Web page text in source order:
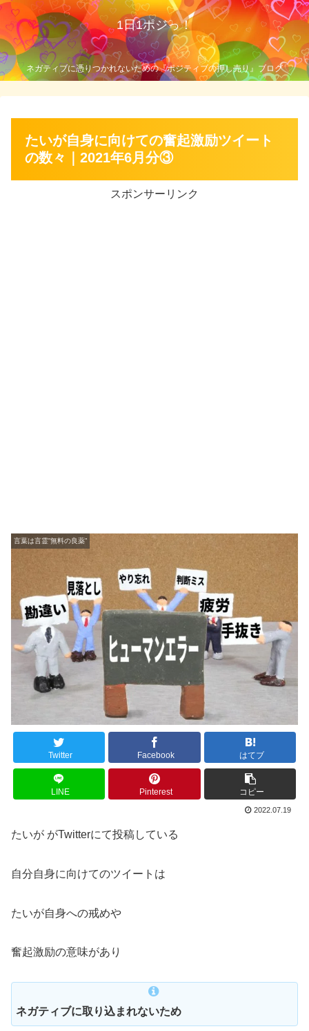
1日1ポジっ！
ネガティブに憑りつかれないための『ポジティブの押し売り』ブログ
たいが自身に向けての奮起激励ツイート
の数々｜2021年6月分③
スポンサーリンク
言葉は言霊”無料の良薬”
Twitter Facebook はてブ
LINE Pinterest コピー
2022.07.19
たいが がTwitterにて投稿している
自分自身に向けてのツイートは
たいが自身への戒めや
奮起激励の意味があり
ネガティブに取り込まれないため